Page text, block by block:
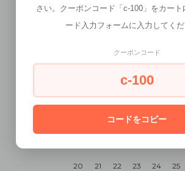
日 月 火 水 木 金
9 10
20 21 22 23 24 25
さい。クーポンコード「c-100」をカート
ード入力フォームに入力してくだ
クーポンコード
c-100
コードをコピー